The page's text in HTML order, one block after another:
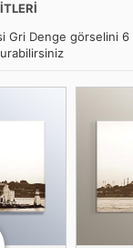
Gri Denge görselini